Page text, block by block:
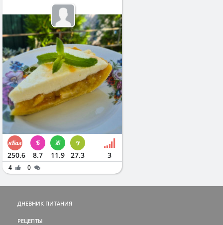
250.6 8.7 11.9 27.3 3
4 0
ДНЕВНИК ПИТАНИЯ
РЕЦЕПТЫ